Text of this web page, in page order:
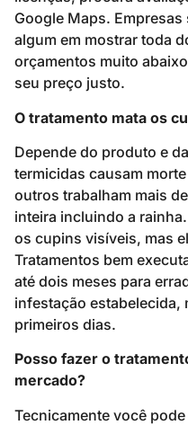
Google Maps.
algum em mostrar toda
orçamentos muito
seu preço justo.
O tratamento mata os
Depende do produto e
termicidas causam
outros trabalham mais
inteira incluindo a
os cupins visíveis, mas
Tratamentos bem
até dois meses para
infestação estabelecida,
primeiros dias.
Posso fazer o
mercado?
Tecnicamente você